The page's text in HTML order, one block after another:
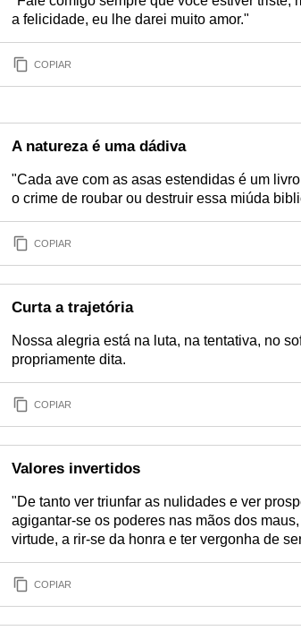
a felicidade, eu lhe darei muito amor."
COPIAR
A natureza é uma dádiva
"Cada ave com as asas estendidas é um
o crime de roubar ou destruir essa miúda
COPIAR
Curta a trajetória
Nossa alegria está na luta, na tentativa, no
propriamente dita.
COPIAR
Valores invertidos
"De tanto ver triunfar as nulidades e ver
agigantar-se os poderes nas mãos dos
virtude, a rir-se da honra e ter vergonha de
COPIAR